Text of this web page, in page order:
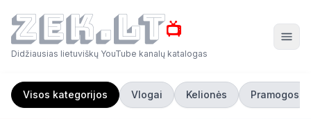
📺
Didžiausias lietuviškų YouTube kanalų katalogas
Visos kategorijos Vlogai Kelionės Pramogos